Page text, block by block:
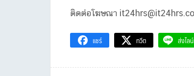
ติดต่อโฆษณา
แชร์ ทวีต ส่งไลน์